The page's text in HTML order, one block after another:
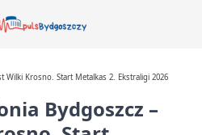
Wilki Krosno. Start Metalkas 2. Ekstraligi 2026
Bydgoszcz –